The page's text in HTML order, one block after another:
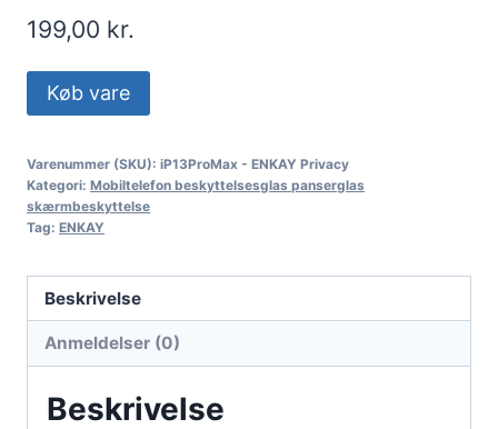
199,00 kr.
Køb vare
Varenummer (SKU): iP13ProMax - ENKAY Privacy
Kategori: Mobiltelefon beskyttelsesglas panserglas
skærmbeskyttelse
Tag: ENKAY
Beskrivelse
Anmeldelser (0)
Beskrivelse